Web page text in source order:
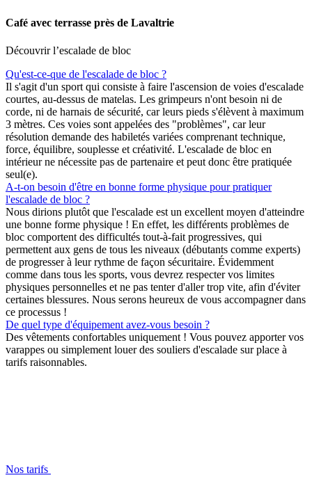
Café avec terrasse près de Lavaltrie
Découvrir l’escalade de bloc
Qu'est-ce-que de l'escalade de bloc ?
Il s'agit d'un sport qui consiste à faire l'ascension de voies d'escalade
courtes, au-dessus de matelas. Les grimpeurs n'ont besoin ni de
corde, ni de harnais de sécurité, car leurs pieds s'élèvent à maximum
3 mètres. Ces voies sont appelées des "problèmes", car leur
résolution demande des habiletés variées comprenant technique,
force, équilibre, souplesse et créativité. L'escalade de bloc en
intérieur ne nécessite pas de partenaire et peut donc être pratiquée
seul(e).
A-t-on besoin d'être en bonne forme physique pour pratiquer
l'escalade de bloc ?
Nous dirions plutôt que l'escalade est un excellent moyen d'atteindre
une bonne forme physique ! En effet, les différents problèmes de
bloc comportent des difficultés tout-à-fait progressives, qui
permettent aux gens de tous les niveaux (débutants comme experts)
de progresser à leur rythme de façon sécuritaire. Évidemment
comme dans tous les sports, vous devrez respecter vos limites
physiques personnelles et ne pas tenter d'aller trop vite, afin d'éviter
certaines blessures. Nous serons heureux de vous accompagner dans
ce processus !
De quel type d'équipement avez-vous besoin ?
Des vêtements confortables uniquement ! Vous pouvez apporter vos
varappes ou simplement louer des souliers d'escalade sur place à
tarifs raisonnables.
Nos tarifs